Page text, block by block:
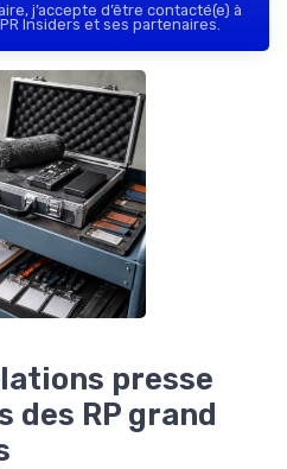
j’accepte d’être contacté(e) à
Insiders et ses partenaires.
presse
des RP grand